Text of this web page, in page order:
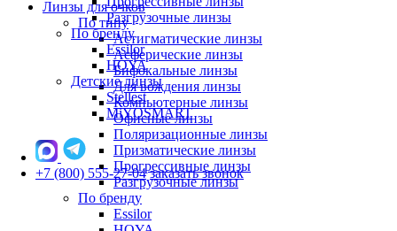
Линзы для очков
По типу
Астигматические линзы
Асферические линзы
Бифокальные линзы
Для вождения линзы
Компьютерные линзы
Офисные линзы
Поляризационные линзы
Призматические линзы
Прогрессивные линзы
Разгрузочные линзы
По бренду
Essilor
Разгрузочные линзы
По бренду
Essilor
HOYA
Детские линзы
Stellest
MiYOSMART
+7 (800) 555-27-04 заказать звонок